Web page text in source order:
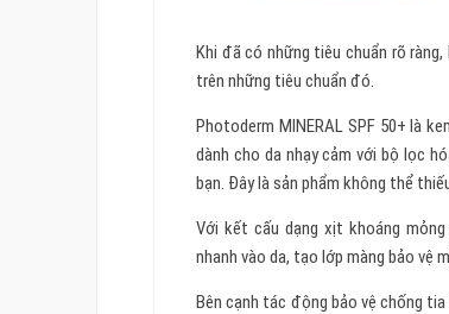
Khi đã có những tiêu chuẩn rõ
trên những tiêu chuẩn đó.
Photoderm MINERAL SPF 50+ là
dành cho da nhạy cảm với bộ lọc
bạn. Đây là sản phẩm không thể
Với kết cấu dạng xịt khoáng mỏng
nhanh vào da, tạo lớp màng bảo vệ
Bên cạnh tác động bảo vệ chống